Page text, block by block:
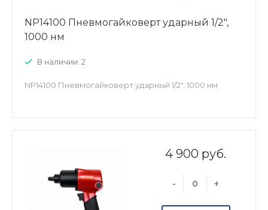
NP14100 Пневмогайковерт ударный 1/2",
1000 нм
В наличии: 2
NP14100 Пневмогайковерт ударный 1/2", 1000 нм
4 900 руб.
- +